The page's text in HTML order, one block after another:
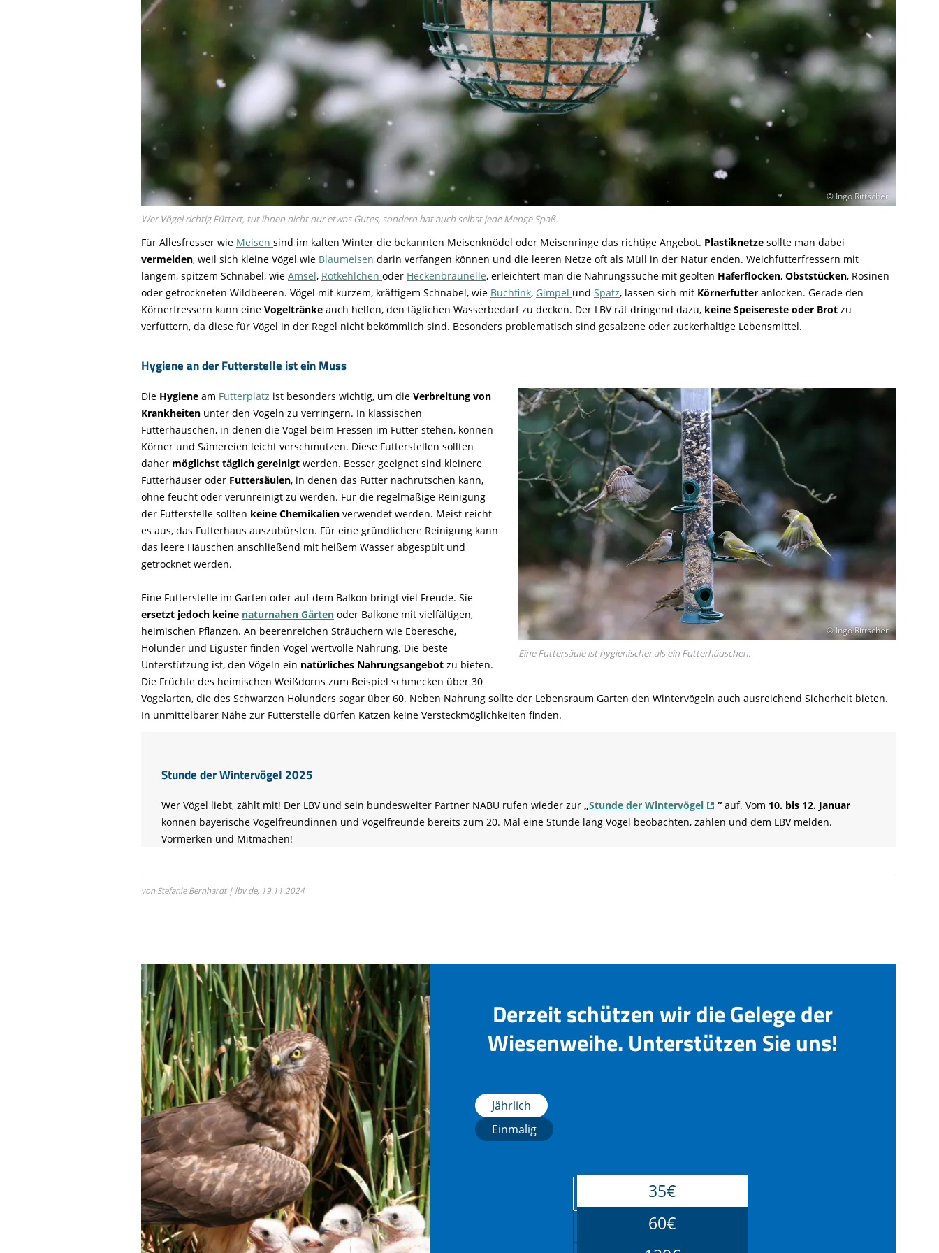
© Ingo Rittscher
Wer Vögel richtig Füttert, tut ihnen nicht nur etwas Gutes, sondern hat auch selbst jede Menge Spaß.
Für Allesfresser wie Meisen sind im kalten Winter die bekannten Meisenknödel oder Meisenringe das richtige Angebot. Plastiknetze sollte man dabei
vermeiden, weil sich kleine Vögel wie Blaumeisen darin verfangen können und die leeren Netze oft als Müll in der Natur enden. Weichfutterfressern mit
langem, spitzem Schnabel, wie Amsel, Rotkehlchen oder Heckenbraunelle, erleichtert man die Nahrungssuche mit geölten Haferflocken, Obststücken, Rosinen
oder getrockneten Wildbeeren. Vögel mit kurzem, kräftigem Schnabel, wie Buchfink, Gimpel und Spatz, lassen sich mit Körnerfutter anlocken. Gerade den
Körnerfressern kann eine Vogeltränke auch helfen, den täglichen Wasserbedarf zu decken. Der LBV rät dringend dazu, keine Speisereste oder Brot zu
verfüttern, da diese für Vögel in der Regel nicht bekömmlich sind. Besonders problematisch sind gesalzene oder zuckerhaltige Lebensmittel.
Hygiene an der Futterstelle ist ein Muss
© Ingo Rittscher
Eine Futtersäule ist hygienischer als ein Futterhäuschen.
Die Hygiene am Futterplatz ist besonders wichtig, um die Verbreitung von
Krankheiten unter den Vögeln zu verringern. In klassischen
Futterhäuschen, in denen die Vögel beim Fressen im Futter stehen, können
Körner und Sämereien leicht verschmutzen. Diese Futterstellen sollten
daher möglichst täglich gereinigt werden. Besser geeignet sind kleinere
Futterhäuser oder Futtersäulen, in denen das Futter nachrutschen kann,
ohne feucht oder verunreinigt zu werden. Für die regelmäßige Reinigung
der Futterstelle sollten keine Chemikalien verwendet werden. Meist reicht
es aus, das Futterhaus auszubürsten. Für eine gründlichere Reinigung kann
das leere Häuschen anschließend mit heißem Wasser abgespült und
getrocknet werden.
Eine Futterstelle im Garten oder auf dem Balkon bringt viel Freude. Sie
ersetzt jedoch keine naturnahen Gärten oder Balkone mit vielfältigen,
heimischen Pflanzen. An beerenreichen Sträuchern wie Eberesche,
Holunder und Liguster finden Vögel wertvolle Nahrung. Die beste
Unterstützung ist, den Vögeln ein natürliches Nahrungsangebot zu bieten.
Die Früchte des heimischen Weißdorns zum Beispiel schmecken über 30
Vogelarten, die des Schwarzen Holunders sogar über 60. Neben Nahrung sollte der Lebensraum Garten den Wintervögeln auch ausreichend Sicherheit bieten.
In unmittelbarer Nähe zur Futterstelle dürfen Katzen keine Versteckmöglichkeiten finden.
Stunde der Wintervögel 2025
Wer Vögel liebt, zählt mit! Der LBV und sein bundesweiter Partner NABU rufen wieder zur „Stunde der Wintervögel “auf. Vom 10. bis 12. Januar
können bayerische Vogelfreundinnen und Vogelfreunde bereits zum 20. Mal eine Stunde lang Vögel beobachten, zählen und dem LBV melden.
Vormerken und Mitmachen!
von Stefanie Bernhardt | lbv.de, 19.11.2024
Derzeit schützen wir die Gelege der
Wiesenweihe. Unterstützen Sie uns!
Jährlich
Einmalig
35€
60€